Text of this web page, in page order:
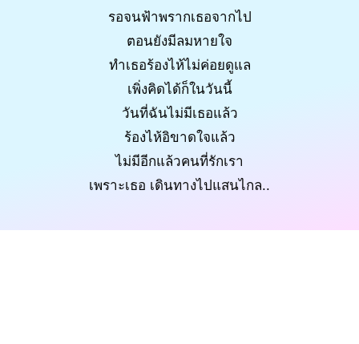
รอจนฟ้าพรากเธอจากไป
ตอนยังมีลมหายใจ
ทำเธอร้องไห้ไม่ค่อยดูแล
เพิ่งคิดได้ก็ในวันนี้
วันที่ฉันไม่มีเธอแล้ว
ร้องไห้อิขาดใจแล้ว
ไม่มีอีกแล้วคนที่รักเรา
เพราะเธอ เดินทางไปแสนไกล..